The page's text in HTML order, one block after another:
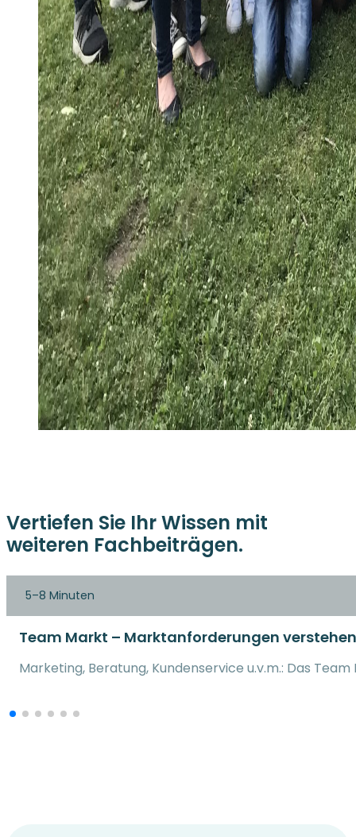
Vertiefen Sie Ihr Wissen mit
weiteren Fachbeiträgen.
5–8 Minuten
Team Markt – Marktanforderungen
Marketing, Beratung, Kundenservice u.v.m.: Das